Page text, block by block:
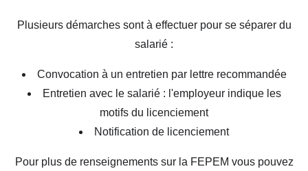
Plusieurs démarches sont à effectuer pour se séparer du
salarié :
Convocation à un entretien par lettre recommandée
Entretien avec le salarié : l'employeur indique les
motifs du licenciement
Notification de licenciement
Pour plus de renseignements sur la FEPEM vous pouvez